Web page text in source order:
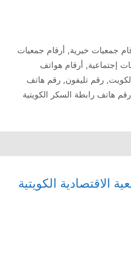
جمعيات خيرية, أرقام جمعيات
إجتماعية, أرقام هواتف
, رقم تليفون, رقم هاتف
رقم هاتف رابطة السكر الكويتية
الاقتصادية الكويتية